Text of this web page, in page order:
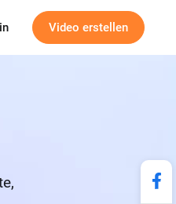
Video erstellen